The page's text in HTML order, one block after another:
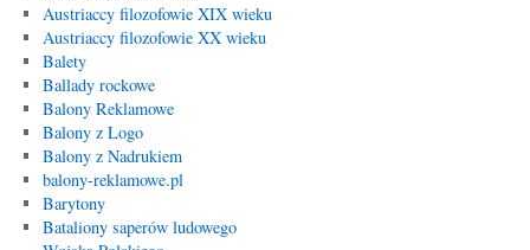
Austriaccy filozofowie XIX wieku
Austriaccy filozofowie XX wieku
Balety
Ballady rockowe
Balony Reklamowe
Balony z Logo
Balony z Nadrukiem
balony-reklamowe.pl
Barytony
Bataliony saperów ludowego